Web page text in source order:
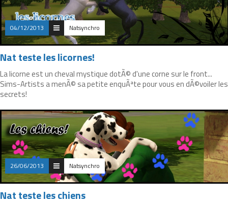
04/12/2013 Natsynchro
Nat teste les licornes!
La licorne est un cheval mystique dotÃ© d'une corne sur le front...
Sims-Artists a menÃ© sa petite enquÃªte pour vous en dÃ©voiler les
secrets!
26/06/2013 Natsynchro
Nat teste les chiens